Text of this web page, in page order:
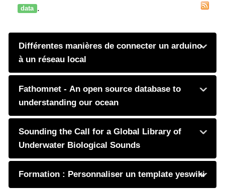
data .
Différentes manières de connecter un arduino
à un réseau local
Fathomnet - An open source database to
understanding our ocean
Sounding the Call for a Global Library of
Underwater Biological Sounds
Formation : Personnaliser un template yeswiki